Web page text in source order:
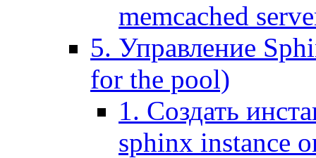
memcached
5. Управление
for the pool)
1. Создать
sphinx instance